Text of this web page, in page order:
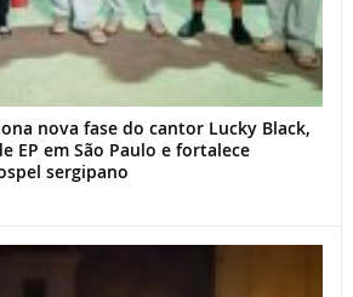
nova fase do cantor Lucky Black,
EP em São Paulo e fortalece
sergipano